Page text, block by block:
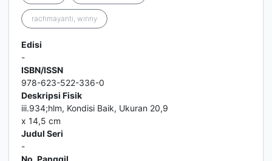
rachmayanti, winny
Edisi
-
ISBN/ISSN
978-623-522-336-0
Deskripsi Fisik
iii.934;hlm, Kondisi Baik, Ukuran 20,9
x 14,5 cm
Judul Seri
-
No. Panggil